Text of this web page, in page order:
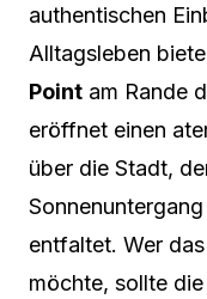
authentischen
Alltagsleben
Point am Rande
eröffnet einen
über die Stadt,
entfaltet. Wer
möchte, sollte